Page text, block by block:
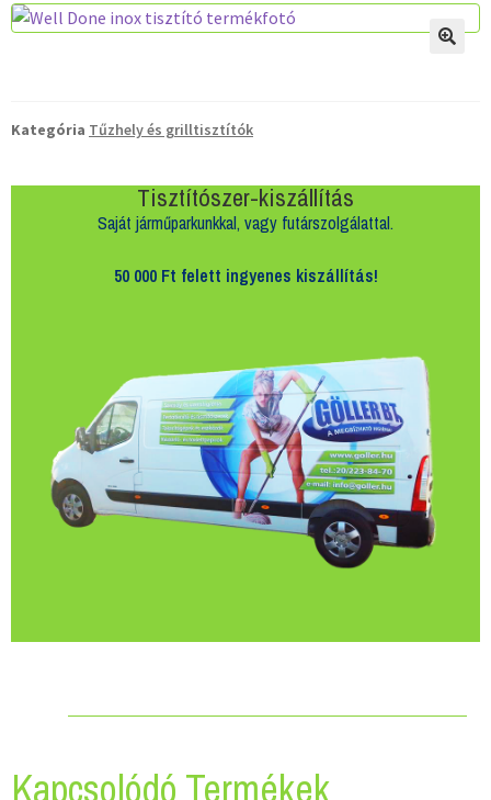
Kategória Tűzhely és grilltisztítók
Tisztítószer-kiszállítás
Saját járműparkunkkal, vagy futárszolgálattal.
50 000 Ft felett ingyenes kiszállítás!